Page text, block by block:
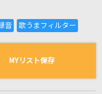
曲の一覧
MYリスト保存